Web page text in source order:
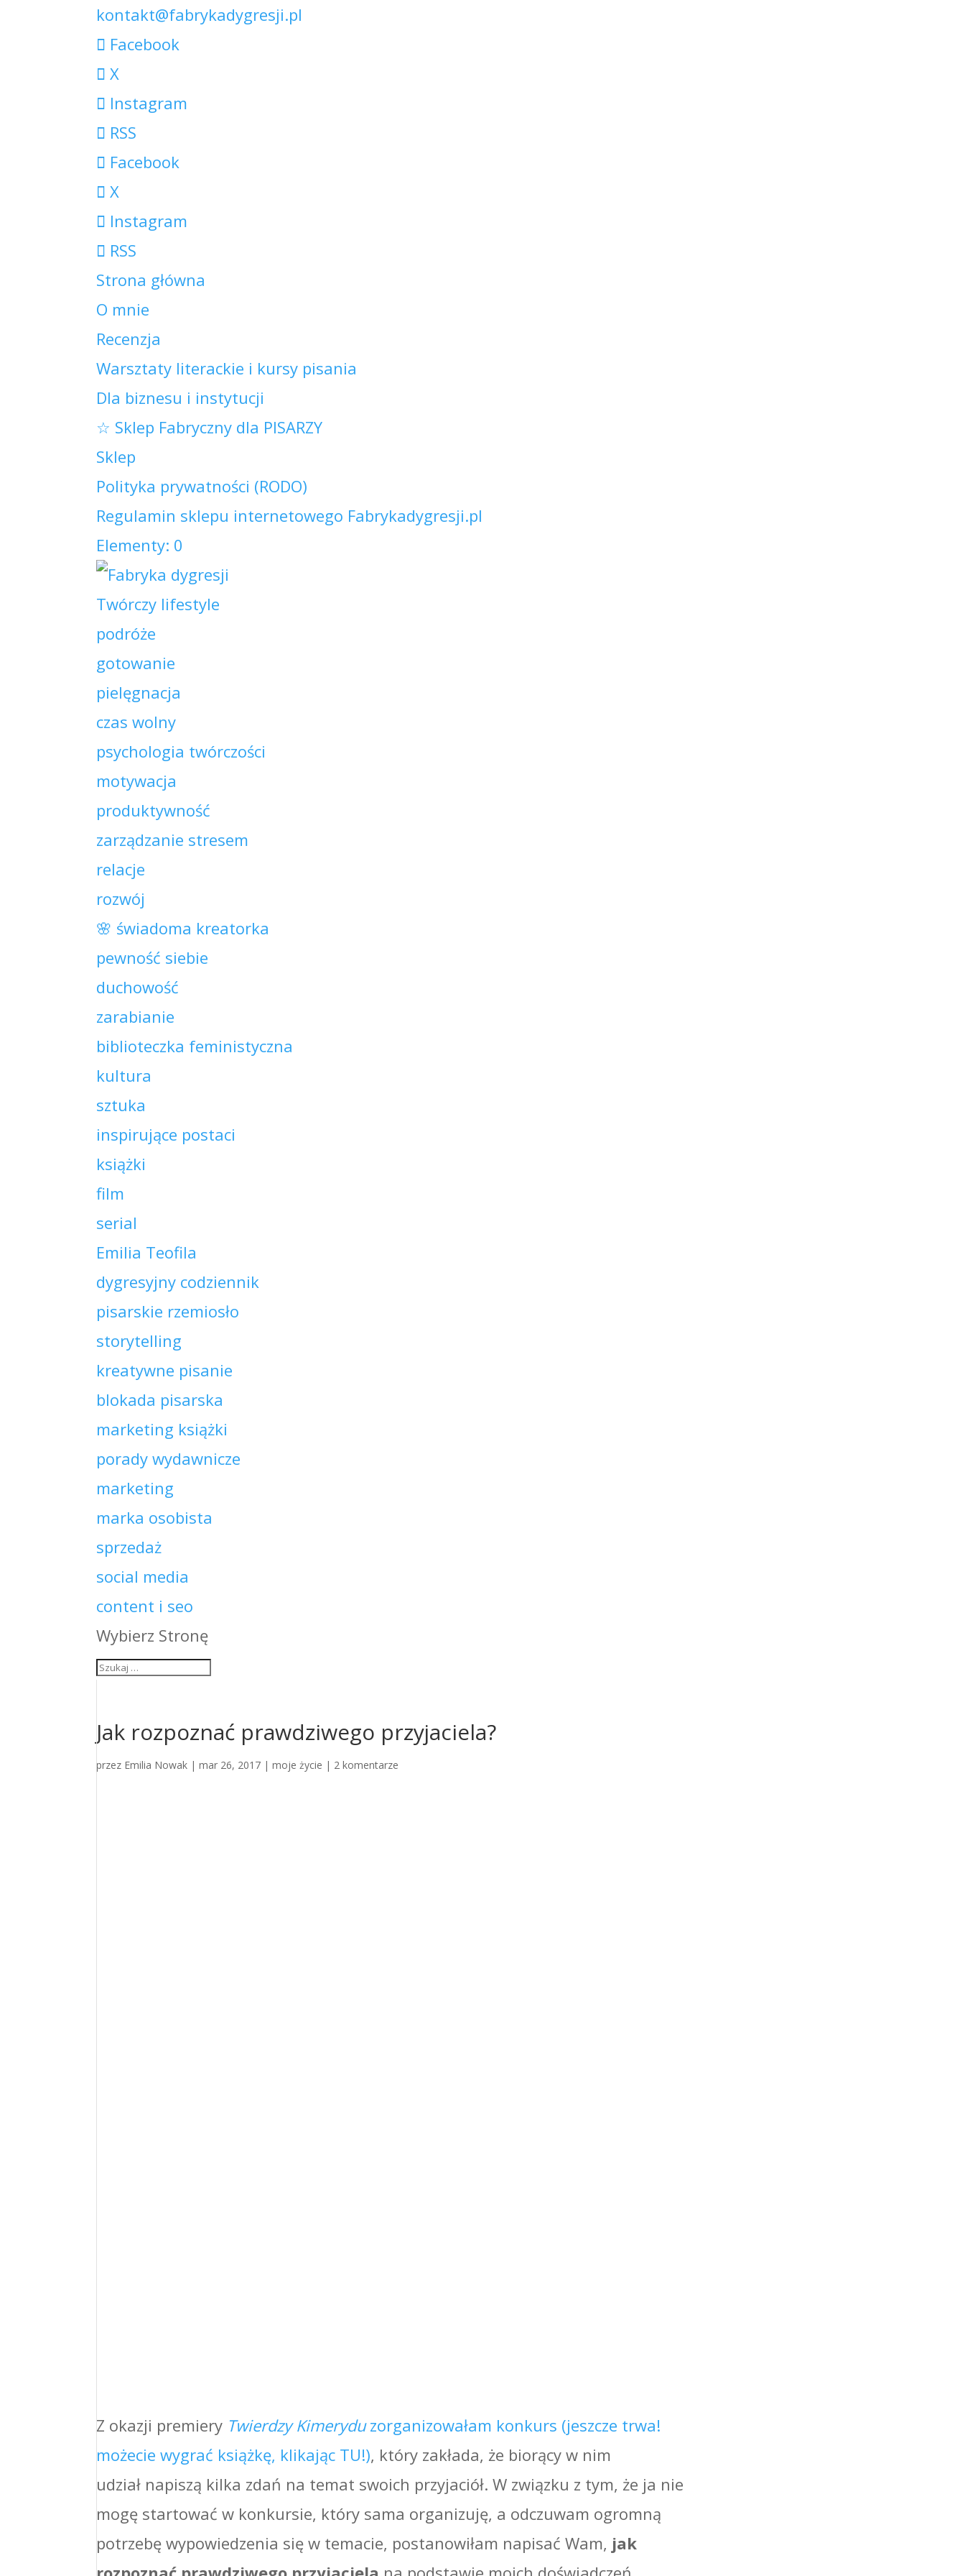
kontakt@fabrykadygresji.pl
Facebook
X
Instagram
RSS
Facebook
X
Instagram
RSS
Strona główna
O mnie
Recenzja
Warsztaty literackie i kursy pisania
Dla biznesu i instytucji
☆ Sklep Fabryczny dla PISARZY
Sklep
Polityka prywatności (RODO)
Regulamin sklepu internetowego Fabrykadygresji.pl
Elementy: 0
Twórczy lifestyle
podróże
gotowanie
pielęgnacja
czas wolny
psychologia twórczości
motywacja
produktywność
zarządzanie stresem
relacje
rozwój
🌸 świadoma kreatorka
pewność siebie
duchowość
zarabianie
biblioteczka feministyczna
kultura
sztuka
inspirujące postaci
książki
film
serial
Emilia Teofila
dygresyjny codziennik
pisarskie rzemiosło
storytelling
kreatywne pisanie
blokada pisarska
marketing książki
porady wydawnicze
marketing
marka osobista
sprzedaż
social media
content i seo
Wybierz Stronę
Jak rozpoznać prawdziwego przyjaciela?
przez Emilia Nowak |mar 26, 2017 |moje życie | 2 komentarze
Z okazji premiery Twierdzy Kimerydu zorganizowałam konkurs (jeszcze trwa!
możecie wygrać książkę, klikając TU!), który zakłada, że biorący w nim
udział napiszą kilka zdań na temat swoich przyjaciół. W związku z tym, że ja nie
mogę startować w konkursie, który sama organizuję, a odczuwam ogromną
potrzebę wypowiedzenia się w temacie, postanowiłam napisać Wam, jak